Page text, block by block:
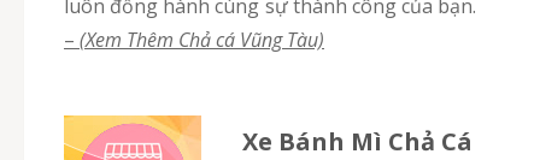
luôn đồng hành cùng sự thành công của bạn.
– (Xem Thêm Chả cá Vũng Tàu)
Xe Bánh Mì Chả Cá